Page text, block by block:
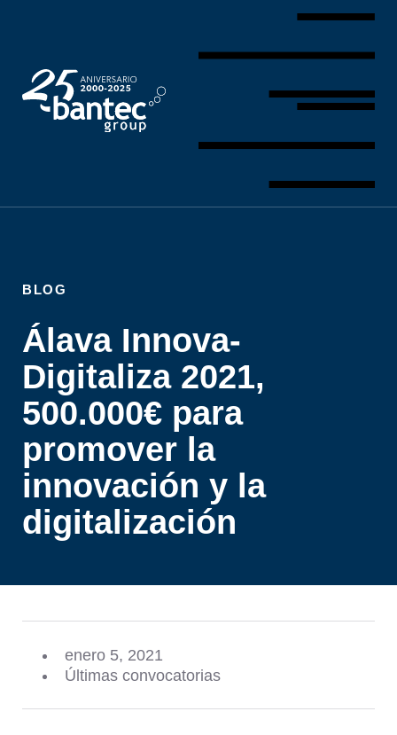
BLOG
Álava Innova-
Digitaliza 2021,
500.000€ para
promover la
innovación y la
digitalización
enero 5, 2021
Últimas convocatorias